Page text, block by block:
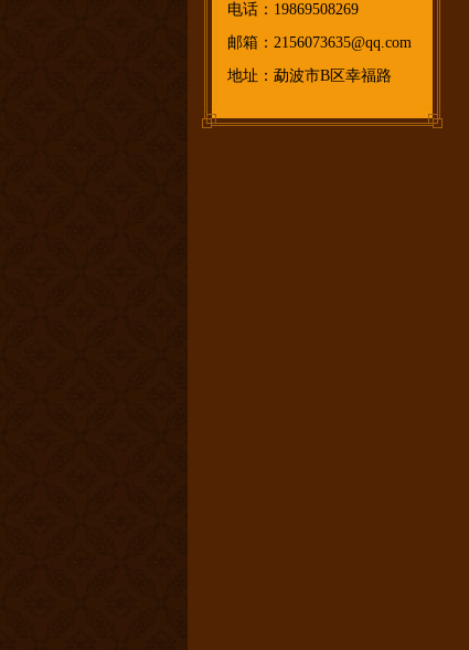
电话：19869508269
邮箱：2156073635@qq.com
地址：勐波市B区幸福路